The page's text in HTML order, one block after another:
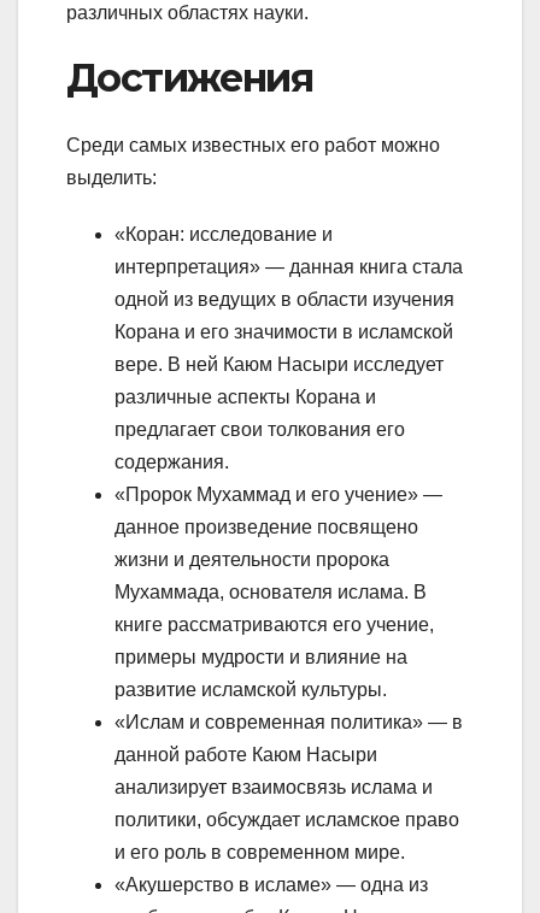
различных областях науки.
Достижения
Среди самых известных его работ можно
выделить:
«Коран: исследование и
интерпретация» — данная книга стала
одной из ведущих в области изучения
Корана и его значимости в исламской
вере. В ней Каюм Насыри исследует
различные аспекты Корана и
предлагает свои толкования его
содержания.
«Пророк Мухаммад и его учение» —
данное произведение посвящено
жизни и деятельности пророка
Мухаммада, основателя ислама. В
книге рассматриваются его учение,
примеры мудрости и влияние на
развитие исламской культуры.
«Ислам и современная политика» — в
данной работе Каюм Насыри
анализирует взаимосвязь ислама и
политики, обсуждает исламское право
и его роль в современном мире.
«Акушерство в исламе» — одна из